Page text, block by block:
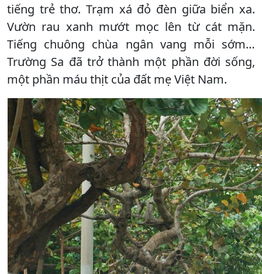
tiếng trẻ thơ. Trạm xá đỏ đèn giữa biển xa.
Vườn rau xanh mướt mọc lên từ cát mặn.
Tiếng chuông chùa ngân vang mỗi sớm…
Trường Sa đã trở thành một phần đời sống,
một phần máu thịt của đất mẹ Việt Nam.